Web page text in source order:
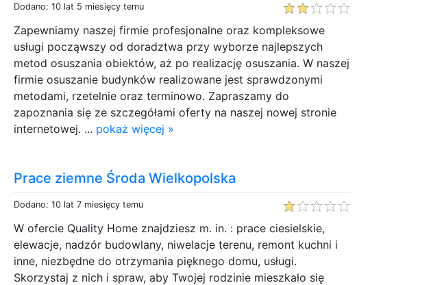
Dodano: 10 lat 5 miesięcy temu
Zapewniamy naszej firmie profesjonalne oraz kompleksowe
usługi począwszy od doradztwa przy wyborze najlepszych
metod osuszania obiektów, aż po realizację osuszania. W naszej
firmie osuszanie budynków realizowane jest sprawdzonymi
metodami, rzetelnie oraz terminowo. Zapraszamy do
zapoznania się ze szczegółami oferty na naszej nowej stronie
internetowej. ... pokaż więcej »
Prace ziemne Środa Wielkopolska
Dodano: 10 lat 7 miesięcy temu
W ofercie Quality Home znajdziesz m. in. : prace ciesielskie,
elewacje, nadzór budowlany, niwelacje terenu, remont kuchni i
inne, niezbędne do otrzymania pięknego domu, usługi.
Skorzystaj z nich i spraw, aby Twojej rodzinie mieszkało się